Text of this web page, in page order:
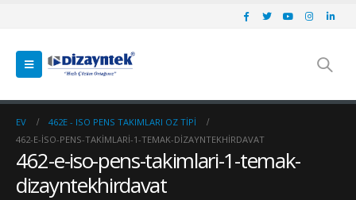
EV
462E - ISO PENS TAKIMLARI OZ TIPI
462-E-ISO-PENS-TAKIMLARI-1-TEMAK-DIZAYNTEKHIRDAVAT
462-e-iso-pens-takimlari-1-temak-
dizayntekhirdavat